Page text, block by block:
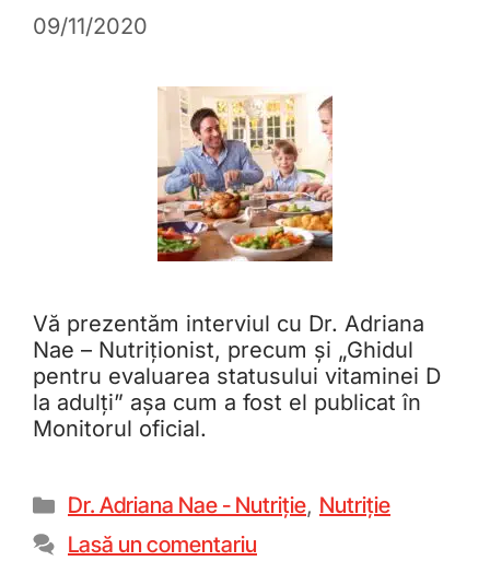
09/11/2020
Vă prezentăm interviul cu Dr. Adriana
Nae – Nutriționist, precum și „Ghidul
pentru evaluarea statusului vitaminei D
la adulți” așa cum a fost el publicat în
Monitorul oficial.
Dr. Adriana Nae - Nutriție, Nutriție
Lasă un comentariu